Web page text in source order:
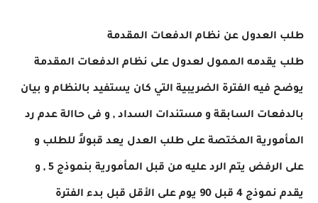
طلب العدول عن نظام الدفعات المقدمة
طلب يقدمه الممول لعدول على نظام الدفعات المقدمة
يوضح فيه الفترة الضريبية التي كان يستفيد بالنظام و بيان
بالدفعات السابقة و مستندات السداد , و فى حاالة عدم رد
المأمورية المختصة على طلب العدل يعد قبولاً للطلب و
على الرفض يتم الرد عليه من قبل المأمورية بنموذج 5 , و
يقدم نموذج 4 قبل 90 يوم على الأقل قبل بدء الفترة